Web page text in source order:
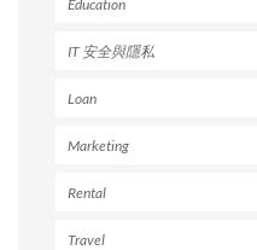
Education
IT 安全與隱私
Loan
Marketing
Rental
Travel